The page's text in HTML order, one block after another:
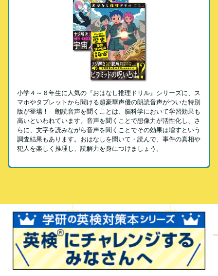
小学４～６年生に人気の『おはなし推理ドリル』シリーズに、ス
マホやタブレットから聞ける超豪華声優の朗読音声がついた特別
版が登場！ 朗読音声を聞くことは、脳科学において学習効果も
高いといわれています。音声を聞くことで想像力が活性化し、さ
らに、文字を読みながら音声を聞くことでその効果は増すという
調査結果もあります。おはなしを聞いて・読んで、事件の真相や
犯人を楽しく推理し、読解力を身につけましょう。